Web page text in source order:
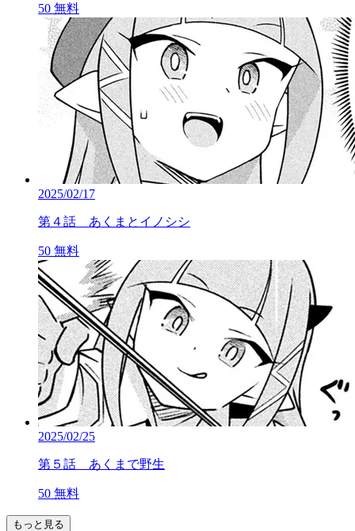
50 無料
2025/02/17
第４話 あくまとイノシシ
50 無料
2025/02/25
第５話 あくまで野生
50 無料
もっと見る